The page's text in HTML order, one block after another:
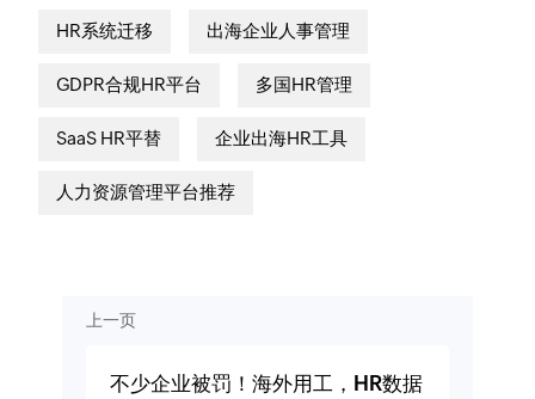
HR系统迁移 出海企业人事管理
GDPR合规HR平台 多国HR管理
SaaS HR平替 企业出海HR工具
人力资源管理平台推荐
上一页
不少企业被罚！海外用工，HR数据